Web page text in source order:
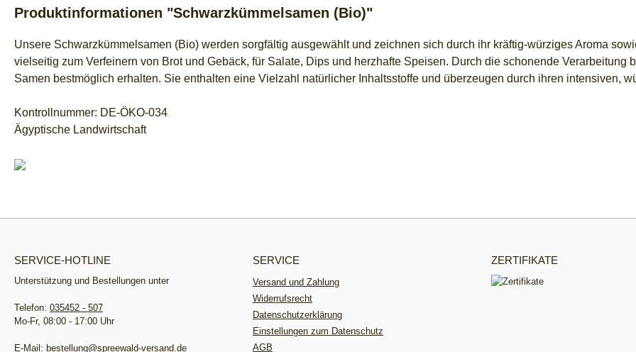
Produktinformationen "Schwarzkümmelsamen (Bio)"
Unsere Schwarzkümmelsamen (Bio) werden sorgfältig ausgewählt und zeichnen sich durch ihr kräftig-würziges Aroma
vielseitig zum Verfeinern von Brot und Gebäck, für Salate, Dips und herzhafte Speisen. Durch die schonende
Samen bestmöglich erhalten. Sie enthalten eine Vielzahl natürlicher Inhaltsstoffe und überzeugen durch ihren intensiven,
Kontrollnummer: DE-ÖKO-034
Ägyptische Landwirtschaft
SERVICE-HOTLINE
Unterstützung und Bestellungen unter
Telefon: 035452 - 507
Mo-Fr, 08:00 - 17:00 Uhr
E-Mail: bestellung@spreewald-versand.de
SERVICE
Versand und Zahlung
Widerrufsrecht
Datenschutzerklärung
Einstellungen zum Datenschutz
AGB
ZERTIFIKATE